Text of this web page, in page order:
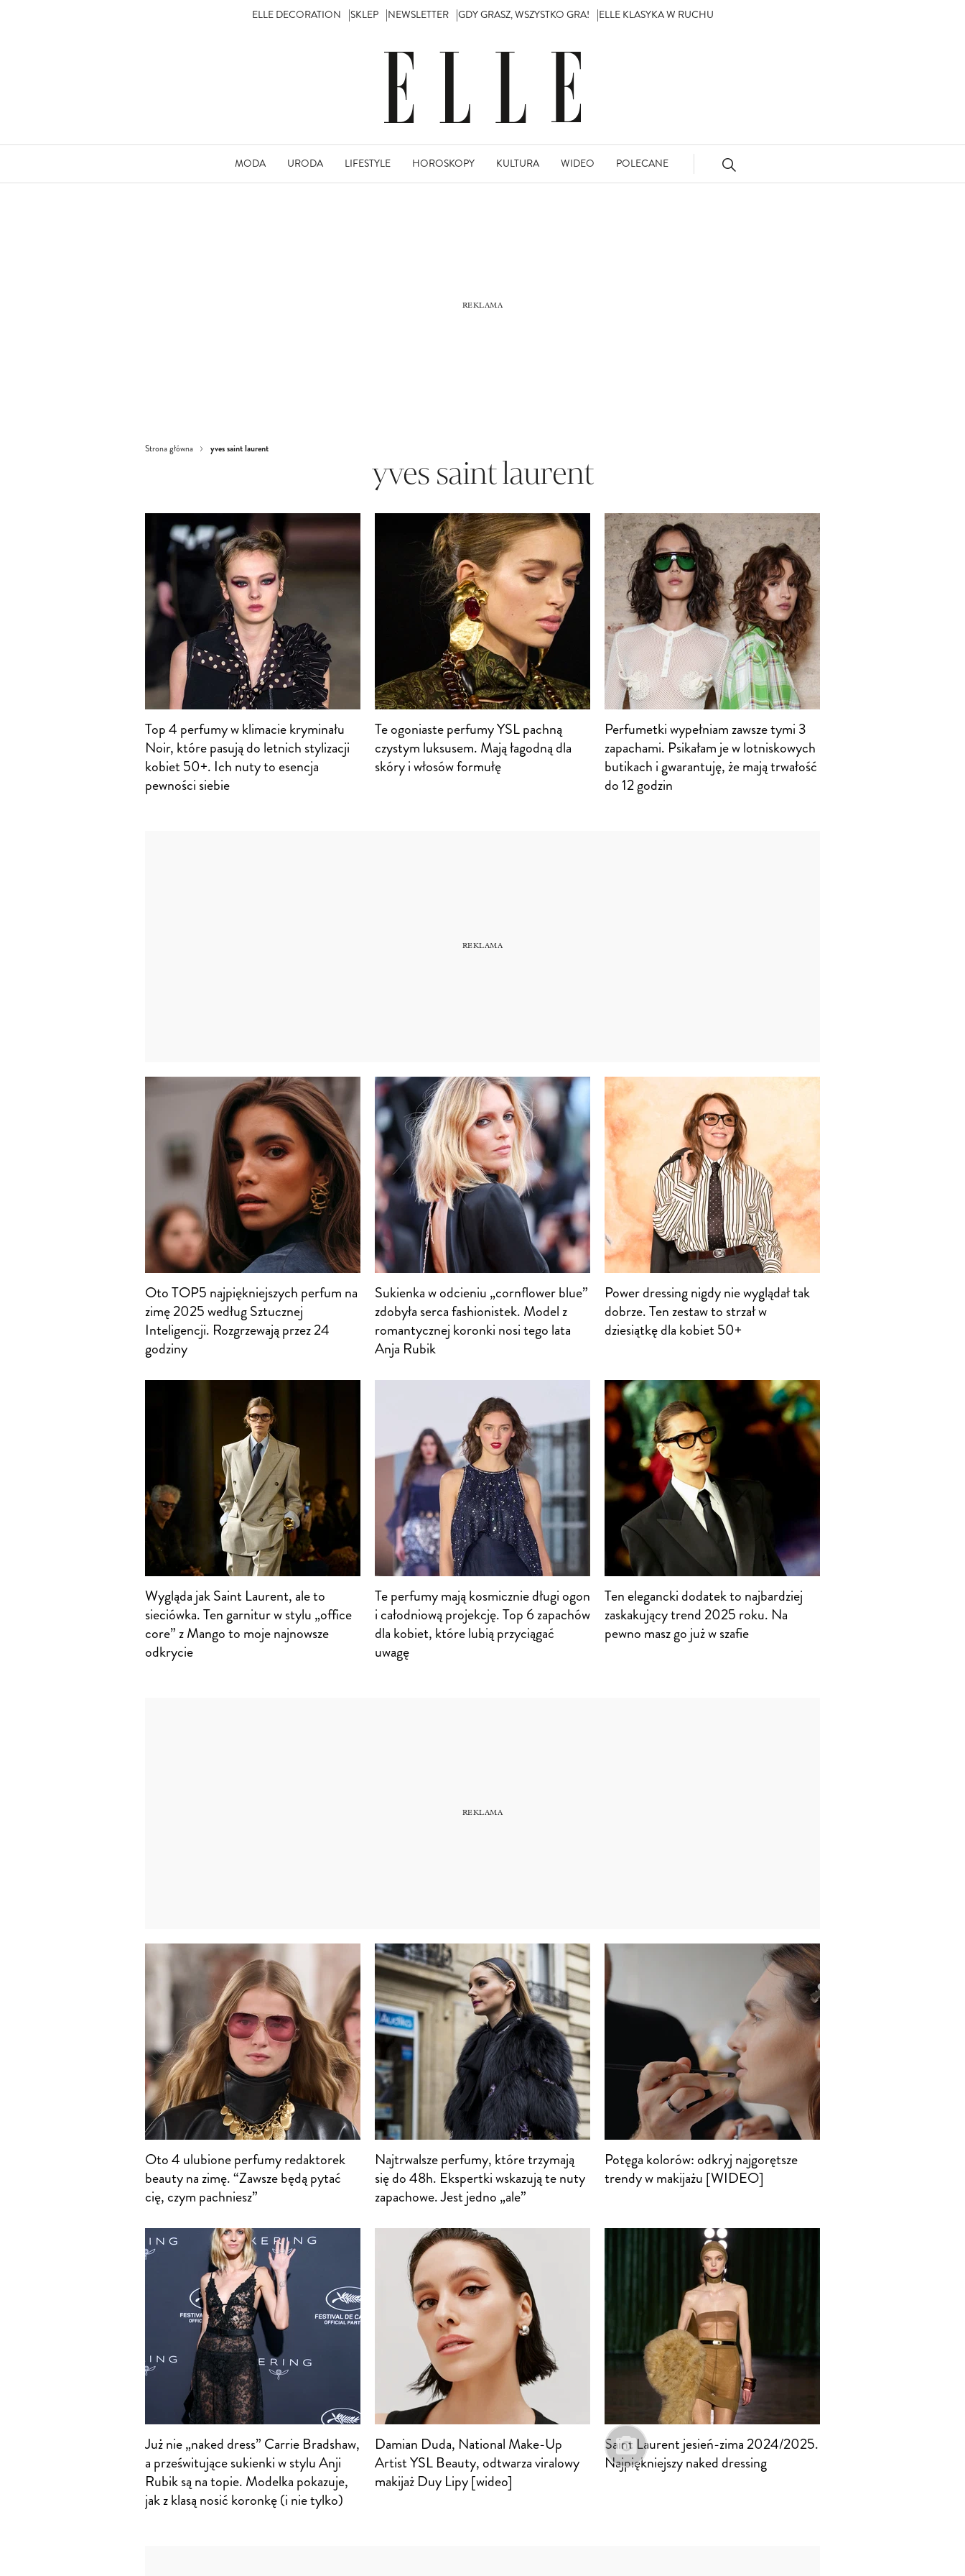
ELLE DECORATION SKLEP NEWSLETTER GDY GRASZ, WSZYSTKO GRA! ELLE KLASYKA W RUCHU
MODA URODA LIFESTYLE HOROSKOPY KULTURA WIDEO POLECANE
Strona główna yves saint laurent
yves saint laurent
Top 4 perfumy w klimacie kryminału
Noir, które pasują do letnich stylizacji
kobiet 50+. Ich nuty to esencja
pewności siebie
Te ogoniaste perfumy YSL pachną
czystym luksusem. Mają łagodną dla
skóry i włosów formułę
Perfumetki wypełniam zawsze tymi 3
zapachami. Psikałam je w lotniskowych
butikach i gwarantuję, że mają trwałość
do 12 godzin
Oto TOP5 najpiękniejszych perfum na
zimę 2025 według Sztucznej
Inteligencji. Rozgrzewają przez 24
godziny
Sukienka w odcieniu „cornflower blue”
zdobyła serca fashionistek. Model z
romantycznej koronki nosi tego lata
Anja Rubik
Power dressing nigdy nie wyglądał tak
dobrze. Ten zestaw to strzał w
dziesiątkę dla kobiet 50+
Wygląda jak Saint Laurent, ale to
sieciówka. Ten garnitur w stylu „office
core” z Mango to moje najnowsze
odkrycie
Te perfumy mają kosmicznie długi ogon
i całodniową projekcję. Top 6 zapachów
dla kobiet, które lubią przyciągać
uwagę
Ten elegancki dodatek to najbardziej
zaskakujący trend 2025 roku. Na
pewno masz go już w szafie
Oto 4 ulubione perfumy redaktorek
beauty na zimę. “Zawsze będą pytać
cię, czym pachniesz”
Najtrwalsze perfumy, które trzymają
się do 48h. Ekspertki wskazują te nuty
zapachowe. Jest jedno „ale”
Potęga kolorów: odkryj najgorętsze
trendy w makijażu [WIDEO]
Już nie „naked dress” Carrie Bradshaw,
a prześwitujące sukienki w stylu Anji
Rubik są na topie. Modelka pokazuje,
jak z klasą nosić koronkę (i nie tylko)
Damian Duda, National Make-Up
Artist YSL Beauty, odtwarza viralowy
makijaż Duy Lipy [wideo]
Saint Laurent jesień-zima 2024/2025.
Najpiękniejszy naked dressing